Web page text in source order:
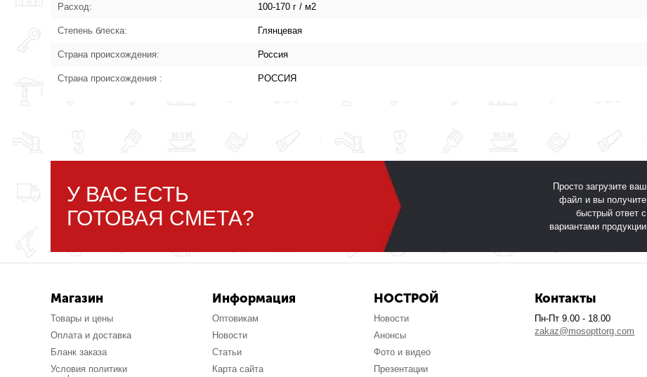
Расход: 100-170 г / м2
Степень блеска: Глянцевая
Страна происхождения: Россия
Страна происхождения : РОССИЯ
У ВАС ЕСТЬ
ГОТОВАЯ СМЕТА?
Просто загрузите ваш
файл и вы получите
быстрый ответ с
вариантами продукции
Магазин
Товары и цены
Оплата и доставка
Бланк заказа
Условия политики
Информация
Оптовикам
Новости
Статьи
Карта сайта
НОСТРОЙ
Новости
Анонсы
Фото и видео
Презентации
Контакты
Пн-Пт 9.00 - 18.00
zakaz@mosopttorg.com